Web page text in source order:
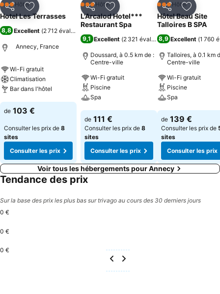
PartagerAjouter à mes favoris
3 ÉtoilesHôtel
Hotel Les Terrasses
8,8 Excellent (2 712 évaluations
Annecy, France
Wi-Fi gratuit
Climatisation
Bar dans l'hôtel
Consulter les prix
de 103 €
Consulter les prix de 8
sites
Consulter les prix
PartagerAjouter à mes favoris
3 ÉtoilesHôtel
L'Arcalod Hotel***
Restaurant Spa
9,1 Excellent (2 321 évaluations)
Doussard, à 0.5 km de :
Centre-ville
Wi-Fi gratuit
Piscine
Spa
Consulter les prix
de 111 €
Consulter les prix de 8
sites
Consulter les prix
PartagerAjouter
3 ÉtoilesHôtel
Hôtel Beau Site
Talloires B SPA
8,9 Excellent (1 760
Talloires, à 0.1 km
Centre-ville
Wi-Fi gratuit
Piscine
Spa
Consulter les
de 139 €
Consulter les prix de
sites
Consulter les prix
Voir tous les hébergements pour Annecy
Tendance des prix
Sur la base des prix les plus bas sur trivago au cours des 30 derniers jours
0 €
0 €
0 €